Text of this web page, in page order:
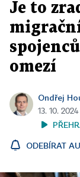
Je to
omezí
Ondřej
13. 10.
ODEBÍRAT